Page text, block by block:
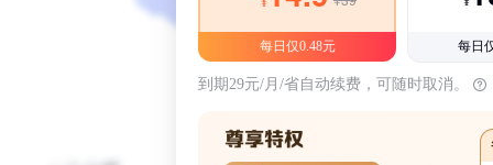
每日仅0.48元 每日
到期29元/月/省自动续费，可随时取消。